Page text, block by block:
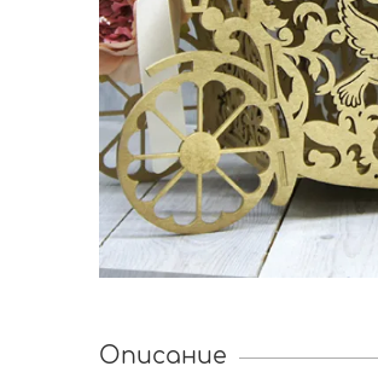
Описание